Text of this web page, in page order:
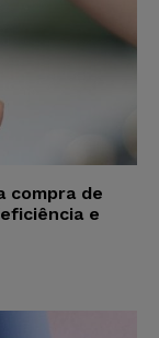
compra de
e